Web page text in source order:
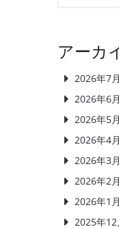
アーカ
2026年7月
2026年6月
2026年5月
2026年4月
2026年3月
2026年2月
2026年1月
2025年12